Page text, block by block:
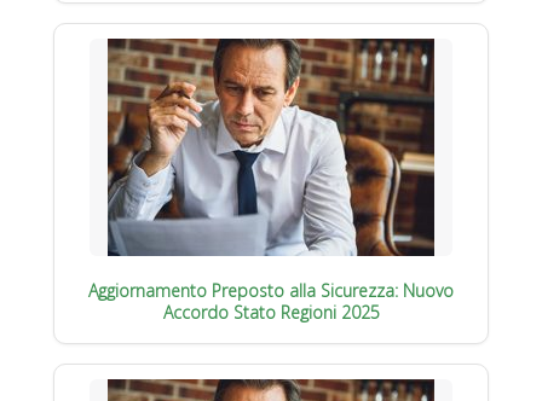
Aggiornamento Preposto alla Sicurezza: Nuovo
Accordo Stato Regioni 2025